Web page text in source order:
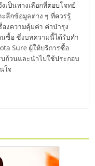
เป็นทางเลือกที่ตอบโจทย์
ลึกข้อมูลต่าง ๆ ที่ควรรู้
งความคุ้มค่า ค่าบำรุง
นซื้อ ซึ่งบทความนี้ได้รับคำ
Sure ผู้ให้บริการซื้อ
ถ้วนและนำไปใช้ประกอบ
ใจ